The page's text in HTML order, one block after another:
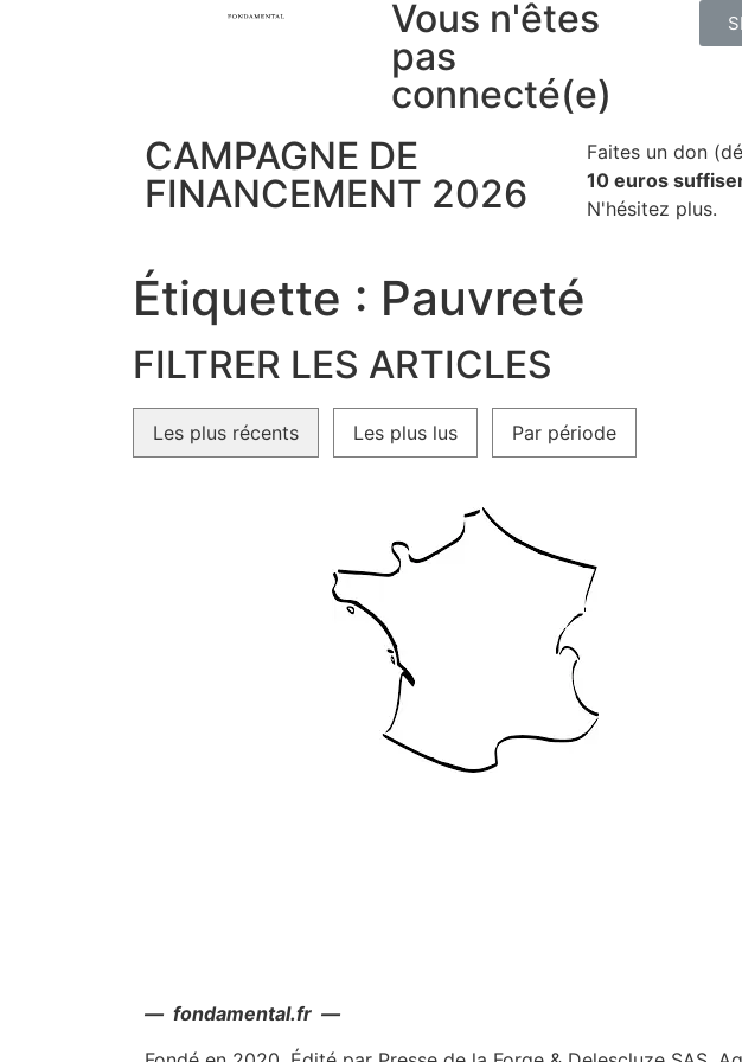
Vous n'êtes
pas
connecté(e)
CAMPAGNE DE
FINANCEMENT 2026
Faites un don
10 euros
N'hésitez plus.
Étiquette : Pauvreté
FILTRER LES ARTICLES
Les plus récents Les plus lus Par période
— fondamental.fr —